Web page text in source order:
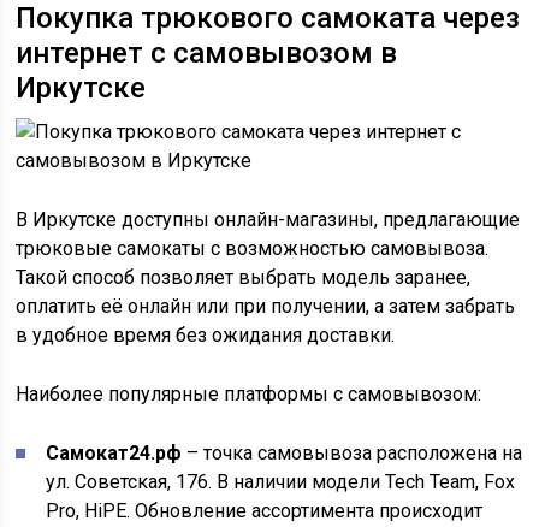
Покупка трюкового самоката через
интернет с самовывозом в
Иркутске
В Иркутске доступны онлайн-магазины, предлагающие
трюковые самокаты с возможностью самовывоза.
Такой способ позволяет выбрать модель заранее,
оплатить её онлайн или при получении, а затем забрать
в удобное время без ожидания доставки.
Наиболее популярные платформы с самовывозом:
Самокат24.рф – точка самовывоза расположена на
ул. Советская, 176. В наличии модели Tech Team, Fox
Pro, HiPE. Обновление ассортимента происходит